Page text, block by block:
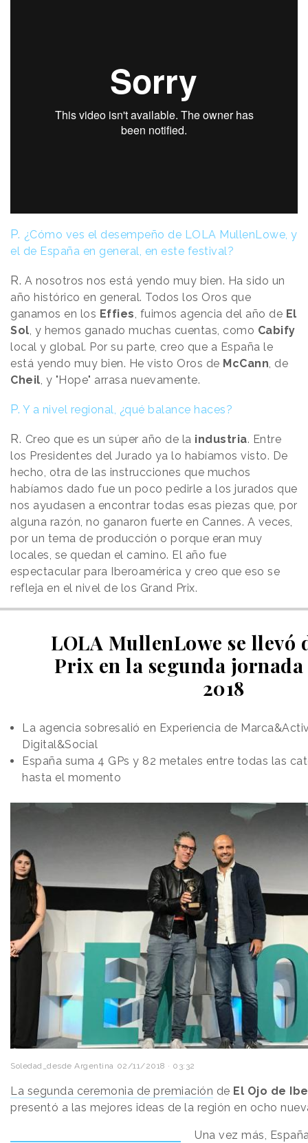
P. ¿Cómo ves el desempeño de LOLA MullenLowe, y
el de España en general, en este festival?
R. A nosotros nos está yendo muy bien. Ha sido un
año histórico en general. Todos los Oros que
ganamos en los Effies, fuimos agencia del año de El
Sol, y hemos ganado muchas cuentas, como Cabify
local y global. Por su parte, creo que a España le
está yendo muy bien. He visto Oros de McCann, de
Cheil, y "Hope" arrasa nuevamente.
P. Y a nivel regional, ¿qué balance haces?
R. Creo que es un súper año de la industria. Entre
los Presidentes del Jurado ya lo habíamos visto. De
hecho, otra de las instrucciones que muchos
habíamos dado fue un poco pedirle a los jurados que
nos ayudasen a encontrar todas esas piezas que, por
alguna razón, no ganaron fuerte en Cannes. A veces,
por un tema de producción o porque eran muy
locales, se quedan el camino. El año fue
espectacular para Iberoamérica y creo que eso se
refleja en el nivel de los Grand Prix.
LOLA MullenLowe se llevó
Prix en la segunda
2018
La agencia sobresalió en Experiencia de
Digital&Social
España suma 4 GPs y 82 metales entre todas las
hasta el momento
Soledad_desde Argentina 02/11/2018 · 03:32
La segunda ceremonia de premiación de El Ojo de
presentó a las mejores ideas de la región en ocho
Una vez más,